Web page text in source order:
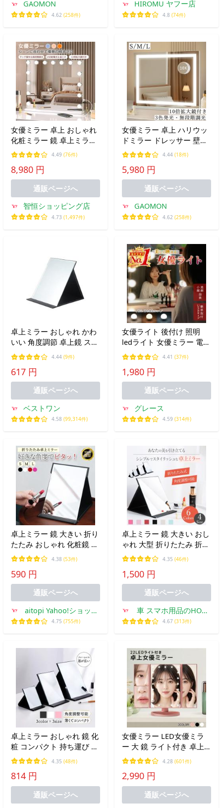
GAOMON
4.62 (258件)
HIROMU ヤフー店
4.8 (74件)
女優ミラー 卓上 おしゃれ
化粧ミラー 鏡 卓上ミラー
女性大人気 LED ミラー 壁
掛け 電球ミラー 三段調節
可能 プロ用 メイク ドレッ
サー 誕生日 プレゼント 爆
4.49 (76件)
8,980 円
通販ページへ
智恒ショッピング店
4.73 (1,497件)
女優ミラー 卓上 ハリウッ
ドミラー ドレッサー 壁掛
け 電球 化粧鏡 ライト付き
拡大鏡 LED化粧鏡 卓上ミ
ラー 化粧ミラー S
4.44 (18件)
5,980 円
通販ページへ
GAOMON
4.62 (258件)
卓上ミラー おしゃれ かわ
いい 角度調節 卓上鏡 スタ
ンドミラ− レザー 枠なし
鏡 折り畳み 折りたたみ 大
きい 持ち運び ((S
4.44 (9件)
617 円
通販ページへ
ベストワン
4.58 (99,314件)
女優ライト 後付け 照明
ledライト 女優ミラー 電球
メイク 鏡 化粧 洗面所 化
粧台 ドレッサー 明るい ミ
ラーライト LED後付け
4.41 (37件)
1,980 円
通販ページへ
グレース
4.59 (314件)
卓上ミラー 鏡 大きい 折り
たたみ おしゃれ 化粧鏡 ス
タンドミラー 角度自由
4.38 (53件)
590 円
通販ページへ
aitopi Yahoo!ショッピ
ング店
4.75 (755件)
卓上ミラー 鏡 大きい おし
ゃれ 大型 折りたたみ 折り
畳み 小さい 角度調整 化粧
用 携帯用 コンパクト 薄い
メイク スタンドミラー
4.35 (46件)
1,500 円
通販ページへ
車 スマホ用品のHORI
ストア
4.67 (313件)
卓上ミラー おしゃれ 鏡 化
粧 コンパクト 持ち運び ス
タンド シンプル 卓上 スタ
ンドミラー 折りたたみ テ
ーブルミラー 角度調整 黒
かわいい メイク直し
4.35 (48件)
814 円
通販ページへ
女優ミラー LED女優ミラ
ー 大 鏡 ライト付き 卓上
ミラー 化粧鏡 ドレッサー
ライト 爆買 送料無料 女
優ライト 卓上 2倍 3倍
joyu-mr01
4.28 (601件)
2,990 円
通販ページへ